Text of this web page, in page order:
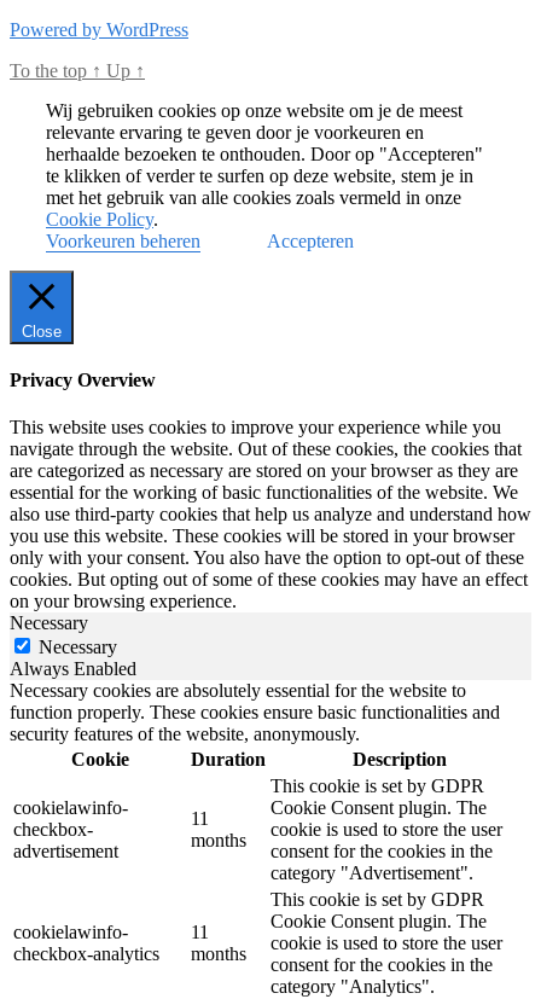
Powered by WordPress
To the top ↑ Up ↑
Wij gebruiken cookies op onze website om je de meest
relevante ervaring te geven door je voorkeuren en
herhaalde bezoeken te onthouden. Door op "Accepteren"
te klikken of verder te surfen op deze website, stem je in
met het gebruik van alle cookies zoals vermeld in onze
Cookie Policy.
Voorkeuren beheren
Accepteren
Close
Privacy Overview
This website uses cookies to improve your experience while you
navigate through the website. Out of these cookies, the cookies that
are categorized as necessary are stored on your browser as they are
essential for the working of basic functionalities of the website. We
also use third-party cookies that help us analyze and understand how
you use this website. These cookies will be stored in your browser
only with your consent. You also have the option to opt-out of these
cookies. But opting out of some of these cookies may have an effect
on your browsing experience.
Necessary
Necessary
Always Enabled
Necessary cookies are absolutely essential for the website to
function properly. These cookies ensure basic functionalities and
security features of the website, anonymously.
Cookie
Duration Description
cookielawinfo-
checkbox-
advertisement
11
months
This cookie is set by GDPR
Cookie Consent plugin. The
cookie is used to store the user
consent for the cookies in the
category "Advertisement".
cookielawinfo-
checkbox-analytics
11
months
This cookie is set by GDPR
Cookie Consent plugin. The
cookie is used to store the user
consent for the cookies in the
category "Analytics".